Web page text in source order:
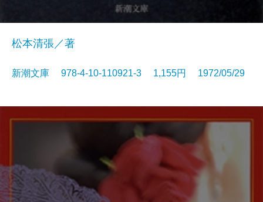
松本清張／著
新潮文庫 978-4-10-110921-3 1,155円 1972/05/29